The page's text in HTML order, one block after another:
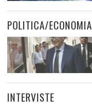
POLITICA/ECONOMIA
INTERVISTE